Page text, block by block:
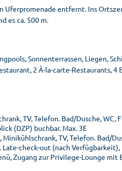
Uferpromenade entfernt. Ins
es ca. 500 m.
Sonnenterrassen, Liegen,
2 À-la-carte-Restaurants, 4
TV, Telefon. Bad/Dusche, WC,
(DZP) buchbar. Max. 3E
TV, Telefon. Bad/
check-out (nach
Zugang zur Privilege-Lounge mit